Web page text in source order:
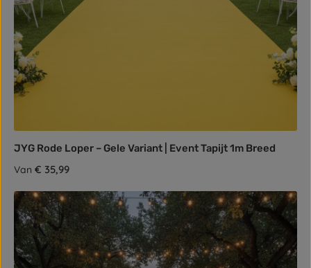
JYG Rode Loper – Gele Variant | Event Tapijt 1m Breed
Normale prijs:
Van € 35,99